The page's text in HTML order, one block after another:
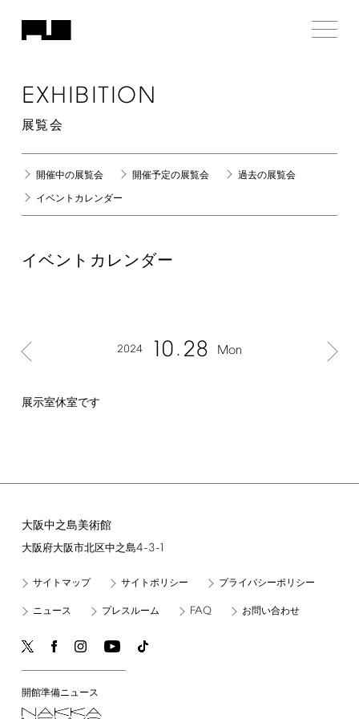
EXHIBITION
展覧会
開催中の展覧会 開催予定の展覧会 過去の展覧会
イベントカレンダー
イベントカレンダー
2024 10 28 Mon
展示室休室です
大阪中之島美術館
大阪府大阪市北区中之島4-3-1
サイトマップ サイトポリシー プライバシーポリシー
ニュース プレスルーム FAQ お問い合わせ
開館準備ニュース